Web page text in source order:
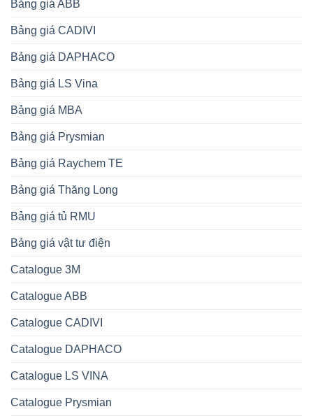
Bảng giá ABB
Bảng giá CADIVI
Bảng giá DAPHACO
Bảng giá LS Vina
Bảng giá MBA
Bảng giá Prysmian
Bảng giá Raychem TE
Bảng giá Thăng Long
Bảng giá tủ RMU
Bảng giá vật tư điện
Catalogue 3M
Catalogue ABB
Catalogue CADIVI
Catalogue DAPHACO
Catalogue LS VINA
Catalogue Prysmian